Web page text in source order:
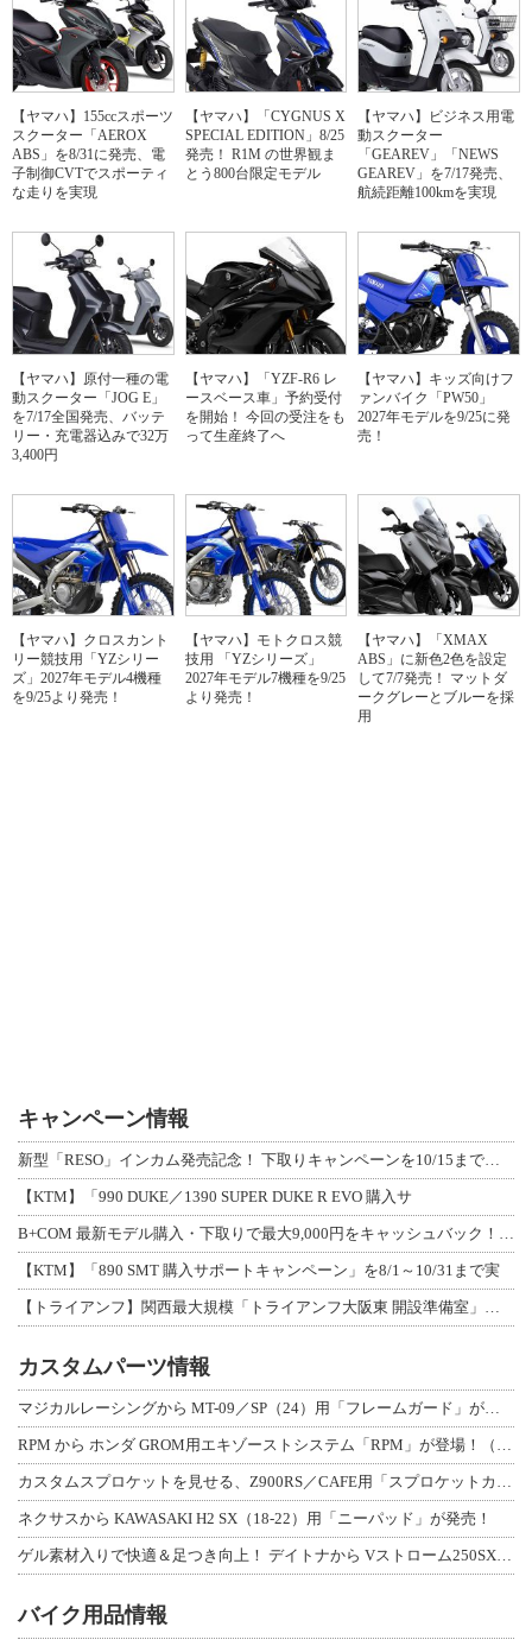
【ヤマハ】155ccスポーツ
スクーター「AEROX
ABS」を8/31に発売、電
子制御CVTでスポーティ
な走りを実現
【ヤマハ】「CYGNUS X
SPECIAL EDITION」8/25
発売！ R1M の世界観ま
とう800台限定モデル
【ヤマハ】ビジネス用電
動スクーター
「GEAREV」「NEWS
GEAREV」を7/17発売、
航続距離100kmを実現
【ヤマハ】原付一種の電
動スクーター「JOG E」
を7/17全国発売、バッテ
リー・充電器込みで32万
3,400円
【ヤマハ】「YZF-R6 レ
ースベース車」予約受付
を開始！ 今回の受注をも
って生産終了へ
【ヤマハ】キッズ向けフ
ァンバイク「PW50」
2027年モデルを9/25に発
売！
【ヤマハ】クロスカント
リー競技用「YZシリー
ズ」2027年モデル4機種
を9/25より発売！
【ヤマハ】モトクロス競
技用 「YZシリーズ」
2027年モデル7機種を9/25
より発売！
【ヤマハ】「XMAX
ABS」に新色2色を設定
して7/7発売！ マットダ
ークグレーとブルーを採
用
キャンペーン情報
【KTM】「990 DUKE／1390 SUPER DUKE R EVO 購入サ
【KTM】「890 SMT 購入サポートキャンペーン」を8/1～10/31まで実
カスタムパーツ情報
ネクサスから KAWASAKI H2 SX（18-22）用「ニーパッド」が発売！
バイク用品情報